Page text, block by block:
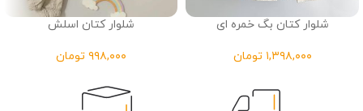
شلوار کتان بگ خمره ای
تومان
شلوار کتان اسلش
تومان